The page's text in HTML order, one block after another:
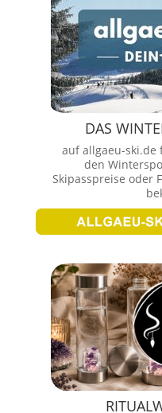
DAS
auf allgaeu-ski.de
den
Skipasspreise oder